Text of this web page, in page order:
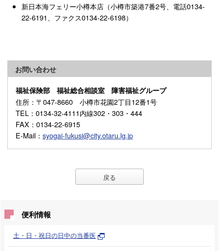
新日本海フェリー小樽本店（小樽市築港7番2号、電話0134-
22-6191、ファクス0134-22-6198）
お問い合わせ
福祉保険部 福祉総合相談室 障害福祉グループ
住所 ：〒047-8660 小樽市花園2丁目12番1号
TEL ：0134-32-4111内線302・303・444
FAX ：0134-22-6915
E-Mail ： syogai-fukusi@city.otaru.lg.jp
戻る
便利情報
土・日・祝日の日中の当番医